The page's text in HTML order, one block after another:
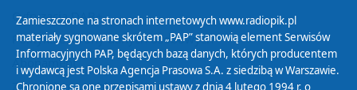
Cyfryzacja DAB+
Polityka ochrony danych osobowych
Abonament
Zamówienia publiczne
Zamieszczone na stronach internetowych www.radiopik.pl
materiały sygnowane skrótem „PAP” stanowią element Serwisów
Informacyjnych PAP, będących bazą danych, których producentem
i wydawcą jest Polska Agencja Prasowa S.A. z siedzibą w Warszawie.
Chronione są one przepisami ustawy z dnia 4 lutego 1994 r. o